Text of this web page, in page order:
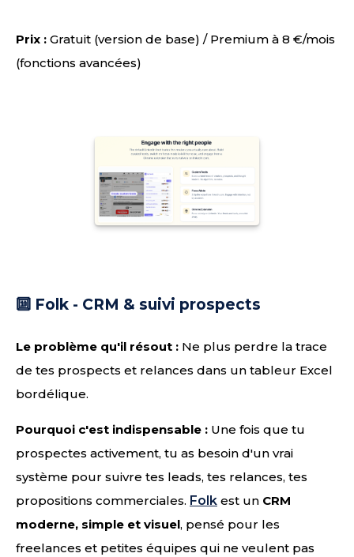
Prix : Gratuit (version de base) / Premium à 8 €/mois
(fonctions avancées)
🔟 Folk - CRM & suivi prospects
Le problème qu'il résout : Ne plus perdre la trace
de tes prospects et relances dans un tableur Excel
bordélique.
Pourquoi c'est indispensable : Une fois que tu
prospectes activement, tu as besoin d'un vrai
système pour suivre tes leads, tes relances, tes
propositions commerciales. Folk est un CRM
moderne, simple et visuel, pensé pour les
freelances et petites équipes qui ne veulent pas